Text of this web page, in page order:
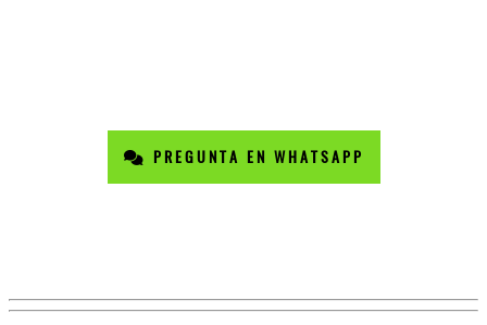
PREGUNTA EN WHATSAPP